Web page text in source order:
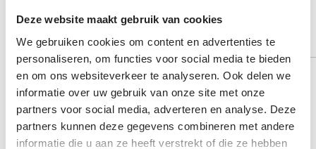
Deze website maakt gebruik van cookies
We gebruiken cookies om content en advertenties te
personaliseren, om functies voor social media te bieden
en om ons websiteverkeer te analyseren. Ook delen we
informatie over uw gebruik van onze site met onze
partners voor social media, adverteren en analyse. Deze
partners kunnen deze gegevens combineren met andere
informatie die u aan ze heeft verstrekt of die ze hebben
DOELSTELLING
Fund for Excellence of the Royal Conservatoire
steunt jonge talenten aan het Koninklijk
Conservatorium en draagt zo bij aan de ontwikkeling